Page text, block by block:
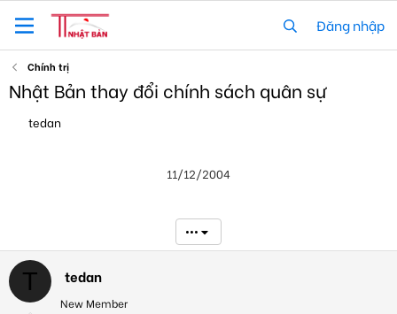
Đăng nhập
Chính trị
Nhật Bản thay đổi chính sách quân sự
r
t
r
tedan
11/12/2004
•••
T tedan
New Member